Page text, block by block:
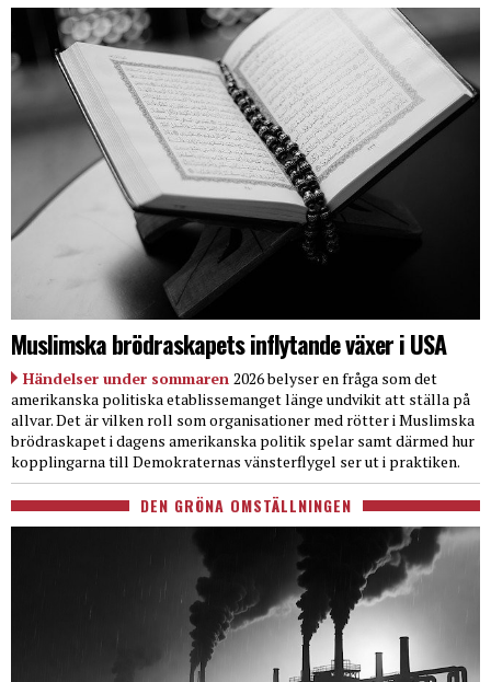
Muslimska brödraskapets inflytande växer i USA
Händelser under sommaren 2026 belyser en fråga som det
amerikanska politiska etablissemanget länge undvikit att ställa på
allvar. Det är vilken roll som organisationer med rötter i Muslimska
brödraskapet i dagens amerikanska politik spelar samt därmed hur
kopplingarna till Demokraternas vänsterflygel ser ut i praktiken.
DEN GRÖNA OMSTÄLLNINGEN